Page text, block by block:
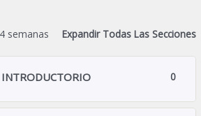
4 semanas Expandir Todas Las Secciones
0